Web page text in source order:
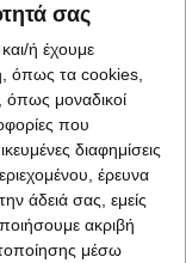
σας
ή έχουμε
όπως τα cookies,
όπως μοναδικοί
που
διαφημίσεις
έρευνα
άδειά σας, εμείς
ακριβή
μέσω
Privacy Policy
Fotis Alexandrou